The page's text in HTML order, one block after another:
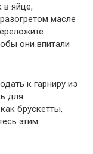
в яйце,
масле
они впитали
к гарниру из
для
брускетты,
этим